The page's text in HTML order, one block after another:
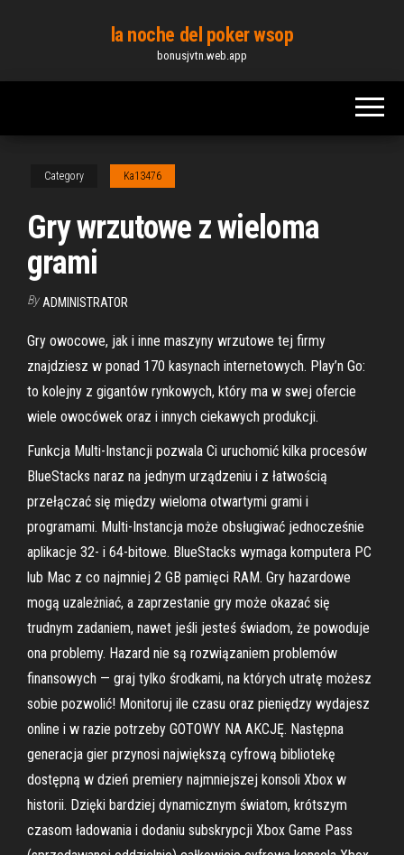
content
la noche del poker wsop
bonusjvtn.web.app
Category Ka13476
Gry wrzutowe z wieloma
grami
By ADMINISTRATOR
Gry owocowe, jak i inne maszyny wrzutowe tej firmy
znajdziesz w ponad 170 kasynach internetowych. Play’n Go:
to kolejny z gigantów rynkowych, który ma w swej ofercie
wiele owocówek oraz i innych ciekawych produkcji.
Funkcja Multi-Instancji pozwala Ci uruchomić kilka procesów
BlueStacks naraz na jednym urządzeniu i z łatwością
przełączać się między wieloma otwartymi grami i
programami. Multi-Instancja może obsługiwać jednocześnie
aplikacje 32- i 64-bitowe. BlueStacks wymaga komputera PC
lub Mac z co najmniej 2 GB pamięci RAM. Gry hazardowe
mogą uzależniać, a zaprzestanie gry może okazać się
trudnym zadaniem, nawet jeśli jesteś świadom, że powoduje
ona problemy. Hazard nie są rozwiązaniem problemów
finansowych — graj tylko środkami, na których utratę możesz
sobie pozwolić! Monitoruj ile czasu oraz pieniędzy wydajesz
online i w razie potrzeby GOTOWY NA AKCJĘ. Następna
generacja gier przynosi największą cyfrową bibliotekę
dostępną w dzień premiery najmniejszej konsoli Xbox w
historii. Dzięki bardziej dynamicznym światom, krótszym
czasom ładowania i dodaniu subskrypcji Xbox Game Pass